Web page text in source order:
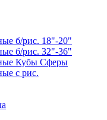
б/рис. 18"-20"
б/рис. 32"-36"
Кубы Сферы
с рис.